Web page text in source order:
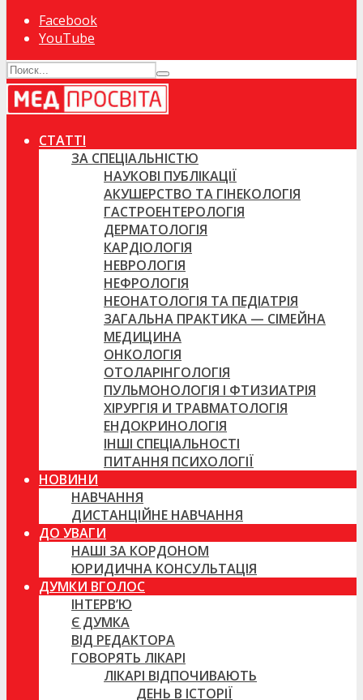
Facebook
YouTube
СТАТТІ
ЗА СПЕЦІАЛЬНІСТЮ
НАУКОВІ ПУБЛІКАЦІЇ
АКУШЕРСТВО ТА ГІНЕКОЛОГІЯ
ГАСТРОЕНТЕРОЛОГІЯ
ДЕРМАТОЛОГІЯ
КАРДІОЛОГІЯ
НЕВРОЛОГІЯ
НЕФРОЛОГІЯ
НЕОНАТОЛОГІЯ ТА ПЕДІАТРІЯ
ЗАГАЛЬНА ПРАКТИКА — СІМЕЙНА
МЕДИЦИНА
ОНКОЛОГІЯ
ОТОЛАРІНГОЛОГІЯ
ПУЛЬМОНОЛОГІЯ І ФТИЗИАТРІЯ
ХІРУРГІЯ И ТРАВМАТОЛОГІЯ
ЕНДОКРИНОЛОГІЯ
ІНШІ СПЕЦІАЛЬНОСТІ
ПИТАННЯ ПСИХОЛОГІЇ
НОВИНИ
НАВЧАННЯ
ДИСТАНЦІЙНЕ НАВЧАННЯ
ДО УВАГИ
НАШІ ЗА КОРДОНОМ
ЮРИДИЧНА КОНСУЛЬТАЦІЯ
ДУМКИ ВГОЛОС
ІНТЕРВ’Ю
Є ДУМКА
ВІД РЕДАКТОРА
ГОВОРЯТЬ ЛІКАРІ
ЛІКАРІ ВІДПОЧИВАЮТЬ
ДЕНЬ В ІСТОРІЇ